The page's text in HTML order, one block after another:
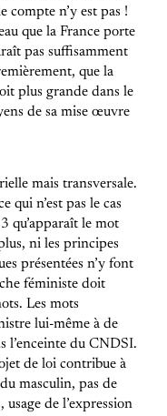
compte n’y est pas !
que la France porte
pas suffisamment
que la
plus grande dans le
de sa mise œuvre
mais transversale.
qui n’est pas le cas
qu’apparaît le mot
ni les principes
présentées n’y font
féministe doit
Les mots
lui-même à de
l’enceinte du CNDSI.
de loi contribue à
masculin, pas de
de l’expression